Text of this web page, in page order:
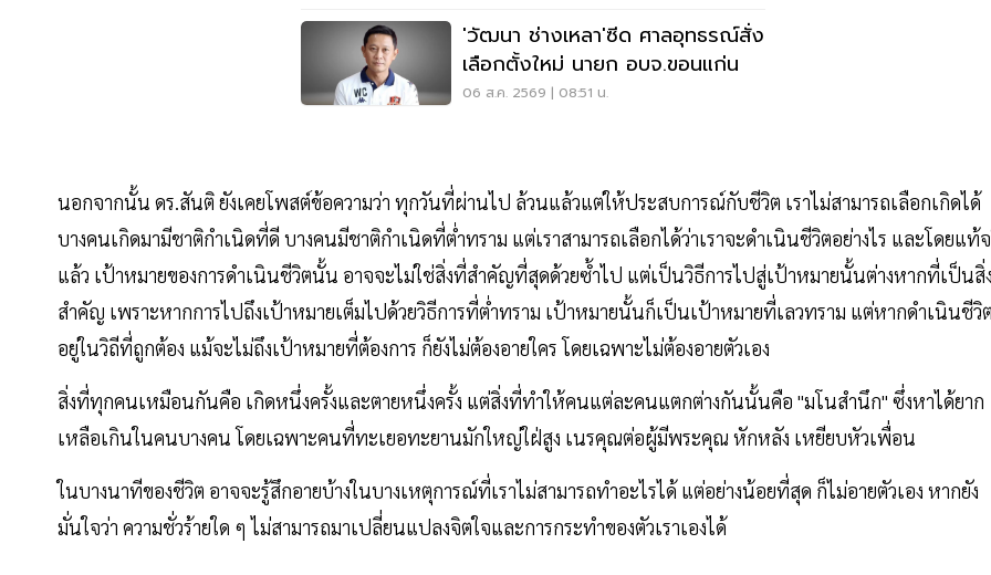
'วัฒนา ช่างเหลา'ซีด ศาลอุทธรณ์สั่ง
เลือกตั้งใหม่ นายก อบจ.ขอนแก่น
06 ส.ค. 2569 | 08:51 น.
นอกจากนั้น ดร.สันติ ยังเคยโพสต์ข้อความว่า ทุกวันที่ผ่านไป ล้วนแล้วแต่ให้ประสบการณ์กับชีวิต เราไม่สามารถเลือกเกิดได้
บางคนเกิดมามีชาติกำเนิดที่ดี บางคนมีชาติกำเนิดที่ต่ำทราม แต่เราสามารถเลือกได้ว่าเราจะดำเนินชีวิตอย่างไร และโดยแท้จ
แล้ว เป้าหมายของการดำเนินชีวิตนั้น อาจจะไม่ใช่สิ่งที่สำคัญที่สุดด้วยซ้ำไป แต่เป็นวิธีการไปสู่เป้าหมายนั้นต่างหากที่เป็นสิ่ง
สำคัญ เพราะหากการไปถึงเป้าหมายเต็มไปด้วยวิธีการที่ต่ำทราม เป้าหมายนั้นก็เป็นเป้าหมายที่เลวทราม แต่หากดำเนินชีวิ
อยู่ในวิถีที่ถูกต้อง แม้จะไม่ถึงเป้าหมายที่ต้องการ ก็ยังไม่ต้องอายใคร โดยเฉพาะไม่ต้องอายตัวเอง
สิ่งที่ทุกคนเหมือนกันคือ เกิดหนึ่งครั้งและตายหนึ่งครั้ง แต่สิ่งที่ทำให้คนแต่ละคนแตกต่างกันนั้นคือ "มโนสำนึก" ซึ่งหาได้ยาก
เหลือเกินในคนบางคน โดยเฉพาะคนที่ทะเยอทะยานมักใหญ่ใฝ่สูง เนรคุณต่อผู้มีพระคุณ หักหลัง เหยียบหัวเพื่อน
ในบางนาทีของชีวิต อาจจะรู้สึกอายบ้างในบางเหตุการณ์ที่เราไม่สามารถทำอะไรได้ แต่อย่างน้อยที่สุด ก็ไม่อายตัวเอง หากยัง
มั่นใจว่า ความชั่วร้ายใด ๆ ไม่สามารถมาเปลี่ยนแปลงจิตใจและการกระทำของตัวเราเองได้